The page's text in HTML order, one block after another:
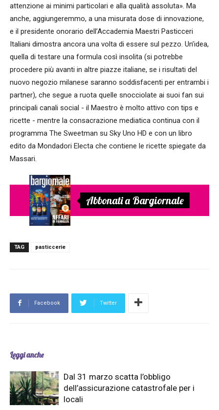
attenzione ai minimi particolari e alla qualità assoluta». Ma
anche, aggiungeremmo, a una misurata dose di innovazione,
e il presidente onorario dell’Accademia Maestri Pasticceri
Italiani dimostra ancora una volta di essere sul pezzo. Un’idea,
quella di testare una formula così insolita (si potrebbe
procedere più avanti in altre piazze italiane, se i risultati del
nuovo negozio milanese saranno soddisfacenti per entrambi i
partner), che segue a ruota quelle snocciolate ai suoi fan sui
principali canali social - il Maestro è molto attivo con tips e
ricette - mentre la consacrazione mediatica continua con il
programma The Sweetman su Sky Uno HD e con un libro
edito da Mondadori Electa che contiene le ricette spiegate da
Massari.
Abbonati a Bargiornale
TAG pasticcerie
Facebook Twitter
Leggi anche
Dal 31 marzo scatta l’obbligo
dell’assicurazione catastrofale per i
locali